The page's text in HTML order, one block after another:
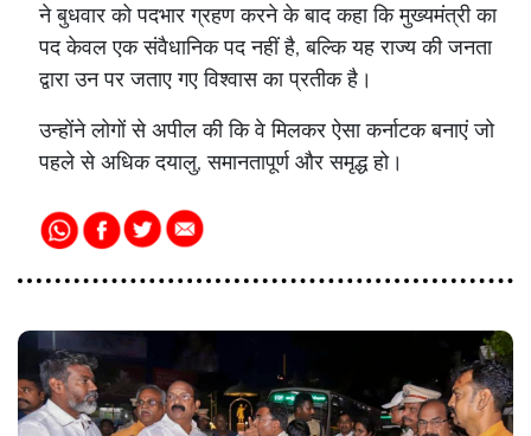
ने बुधवार को पदभार ग्रहण करने के बाद कहा कि मुख्यमंत्री का
पद केवल एक संवैधानिक पद नहीं है, बल्कि यह राज्य की जनता
द्वारा उन पर जताए गए विश्वास का प्रतीक है।
उन्होंने लोगों से अपील की कि वे मिलकर ऐसा कर्नाटक बनाएं जो
पहले से अधिक दयालु, समानतापूर्ण और समृद्ध हो।